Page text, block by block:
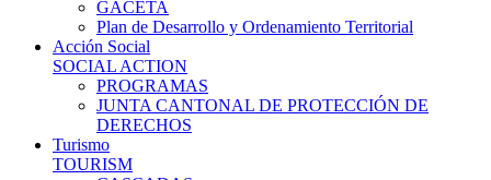
GACETA
Plan de Desarrollo y Ordenamiento Territorial
Acción Social
SOCIAL ACTION
PROGRAMAS
JUNTA CANTONAL DE PROTECCIÓN DE
DERECHOS
Turismo
TOURISM